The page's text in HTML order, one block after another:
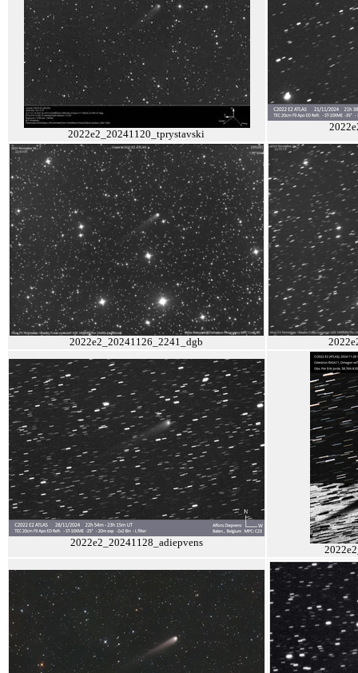
2022e2_20241120_tprystavski
2022e2_20241126_2241_dgb
2022e2_20241128_adiepvens